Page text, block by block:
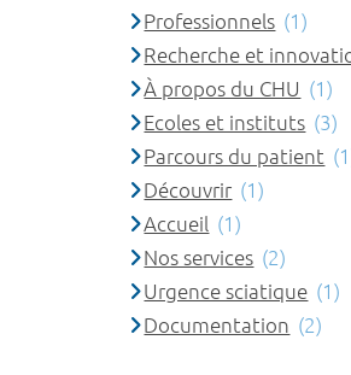
Professionnels (1)
Recherche et
À propos du CHU (1)
Ecoles et instituts (3)
Parcours du patient
Découvrir (1)
Accueil (1)
Nos services (2)
Urgence sciatique (1)
Documentation (2)